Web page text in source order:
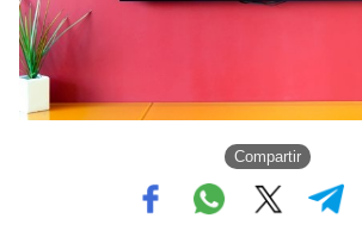
Compartir